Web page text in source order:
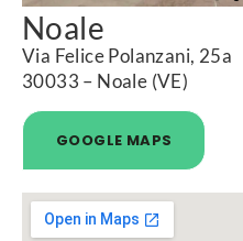
Noale
Via Felice Polanzani, 25a
30033 – Noale (VE)
GOOGLE MAPS